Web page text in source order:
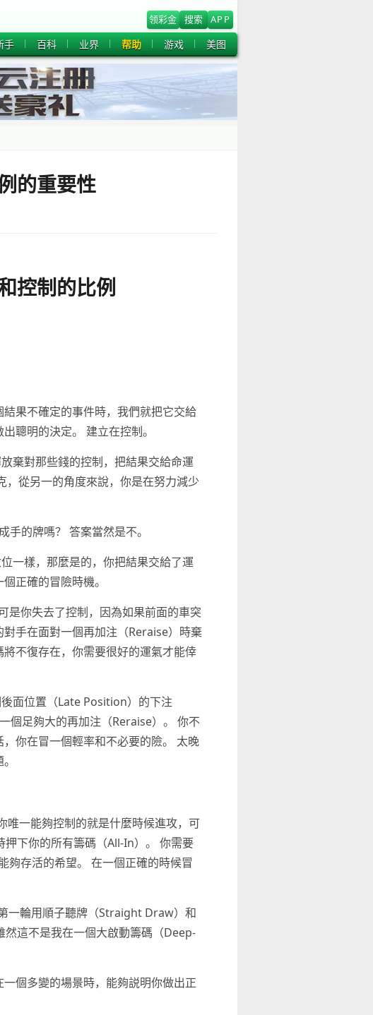
领彩金 搜索 APP
手 百科 业界 帮助 游戏 美图
的重要性
控制的比例
果不確定的事件時，我們就把它交給
聰明的決定。 建立在控制。
棄對那些錢的控制，把結果交給命運
從另一的角度來說，你是在努力減少
的牌嗎？ 答案當然是不。
一樣，那麼是的，你把結果交給了運
正確的冒險時機。
是你失去了控制，因為如果前面的車突
手在面對一個再加注（Reraise）時棄
不復存在，你需要很好的運氣才能倖
面位置（Late Position）的下注
個足夠大的再加注（Reraise）。 你不
你在冒一個輕率和不必要的險。 太晚
一能夠控制的就是什麼時候進攻，可
下你的所有籌碼（All-In）。 你需要
存活的希望。 在一個正確的時候冒
一輪用順子聽牌（Straight Draw）和
這不是我在一個大啟動籌碼（Deep-
個多變的場景時，能夠説明你做出正